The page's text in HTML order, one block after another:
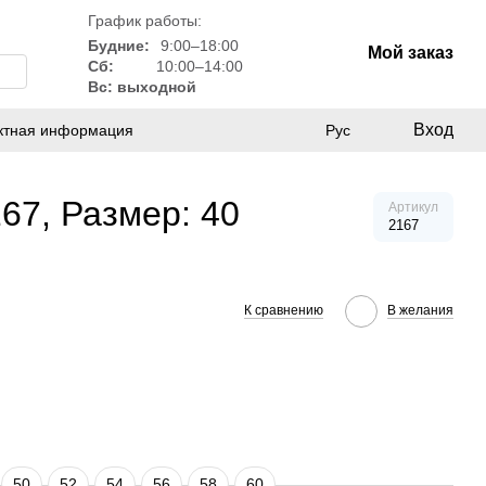
График работы:
Будние:
9:00–18:00
Сб:
10:00–14:00
Вс: выходной
Мой заказ
информация Рус Вход
Размер: 40 Артикул
2167
К сравнению В желания